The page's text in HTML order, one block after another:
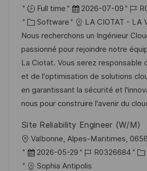
r
t
Full time
D
a
t
u
m
d
e
r
e
r
ö
2026-07-09
J
o
b
-
I
D
K
a
t
e
g
o
r
e
Software
LA CIOTAT - LA
Nous recherchons un Ingénieur
passionné pour rejoindre notre
La Ciotat. Vous serez responsable
et de l'optimisation de solutions
en garantissant la sécurité et
nous pour construire l'avenir du
Site Reliability Engineer (W/M)
O
r
t
Valbonne, Alpes-Maritimes,
D
a
2026-05-29
J
o
R0326684
K
Sophia Antipolis